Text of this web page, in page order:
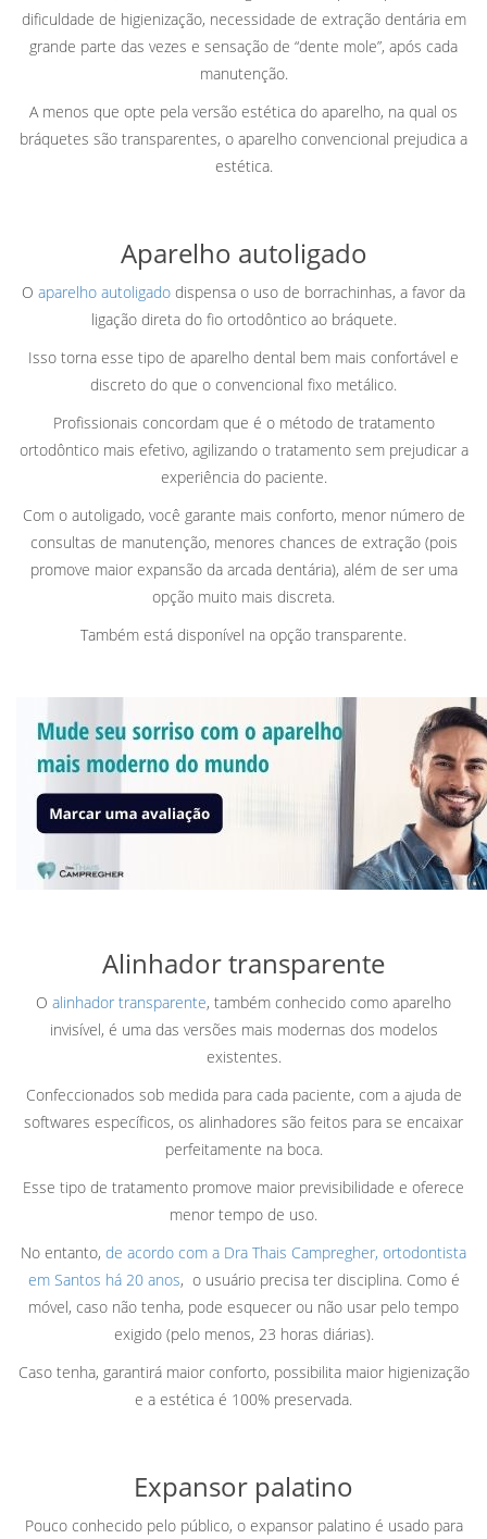
dificuldade de higienização, necessidade de extração dentária em
grande parte das vezes e sensação de “dente mole”, após cada
manutenção.
A menos que opte pela versão estética do aparelho, na qual os
bráquetes são transparentes, o aparelho convencional prejudica a
estética.
Aparelho autoligado
O aparelho autoligado dispensa o uso de borrachinhas, a favor da
ligação direta do fio ortodôntico ao bráquete.
Isso torna esse tipo de aparelho dental bem mais confortável e
discreto do que o convencional fixo metálico.
Profissionais concordam que é o método de tratamento
ortodôntico mais efetivo, agilizando o tratamento sem prejudicar a
experiência do paciente.
Com o autoligado, você garante mais conforto, menor número de
consultas de manutenção, menores chances de extração (pois
promove maior expansão da arcada dentária), além de ser uma
opção muito mais discreta.
Também está disponível na opção transparente.
Alinhador transparente
O alinhador transparente, também conhecido como aparelho
invisível, é uma das versões mais modernas dos modelos
existentes.
Confeccionados sob medida para cada paciente, com a ajuda de
softwares específicos, os alinhadores são feitos para se encaixar
perfeitamente na boca.
Esse tipo de tratamento promove maior previsibilidade e oferece
menor tempo de uso.
No entanto, de acordo com a Dra Thais Campregher, ortodontista
em Santos há 20 anos, o usuário precisa ter disciplina. Como é
móvel, caso não tenha, pode esquecer ou não usar pelo tempo
exigido (pelo menos, 23 horas diárias).
Caso tenha, garantirá maior conforto, possibilita maior higienização
e a estética é 100% preservada.
Expansor palatino
Pouco conhecido pelo público, o expansor palatino é usado para